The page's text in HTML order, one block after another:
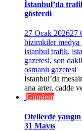
İstanbul’da
gösterdi
27 Ocak 202627
bizimkiler medya
istanbul trafik,
gazetesi, son
osmanlı gazetesi
İstanbul’da
ana arter, cadde
Gündem
Otellerde
31 Mayıs